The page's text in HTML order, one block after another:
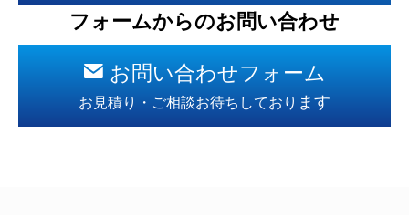
フォームからのお問い合わせ
お問い合わせフォーム
お見積り・ご相談お待ちしており ます